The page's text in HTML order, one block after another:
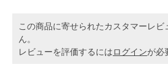
この商品に寄せられたカスタマーレ
ん。
レビューを評価するにはログインが必